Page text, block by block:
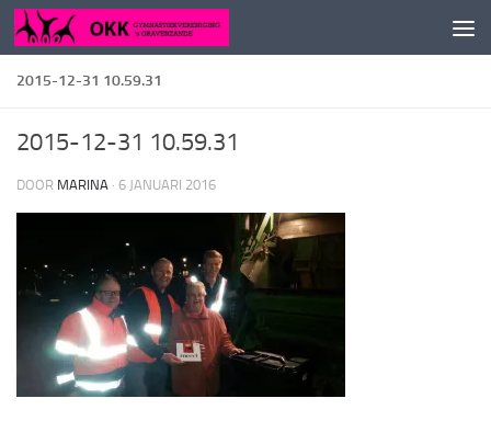
Doorgaan naar inhoud
2015-12-31 10.59.31
2015-12-31 10.59.31
DOOR MARINA · 6 JANUARI 2016